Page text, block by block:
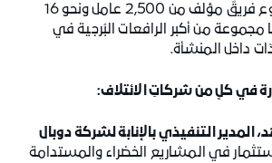
سيعمل في المشروع فريقٌ مؤلف من 2,500 عامل ونحو 16
مجموعة من أكبر الرافعات البُرجية في
داخل المنشأة.
في كلٍ من شركاتِ الائتلاف:
المدير التنفيذي بالإنابة لشركة دوبال
في المشاريع الخضراء والمستدامة